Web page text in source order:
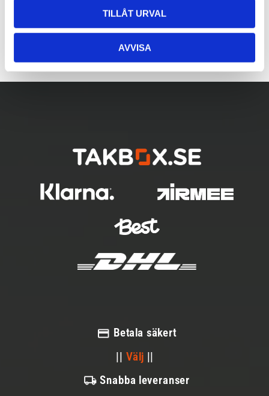
TILLÅT URVAL
AVVISA
Betala säkert
|| Välj ||
Snabba leveranser